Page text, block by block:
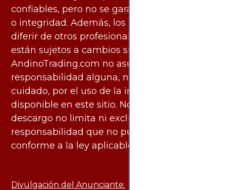
confiables, pero no se garantiza su exactitud
o integridad. Además, los análisis pueden
diferir de otros profesionales calificados y
están sujetos a cambios sin previo aviso.
AndinoTrading.com no asume
responsabilidad alguna, ni deber de
cuidado, por el uso de la información
disponible en este sitio. No obstante, este
descargo no limita ni excluye ninguna
responsabilidad que no pueda ser excluida
conforme a la ley aplicable.
Divulgación del Anunciante: